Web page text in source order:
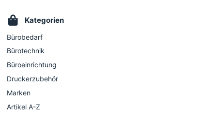
Kategorien
Bürobedarf
Bürotechnik
Büroeinrichtung
Druckerzubehör
Marken
Artikel A-Z